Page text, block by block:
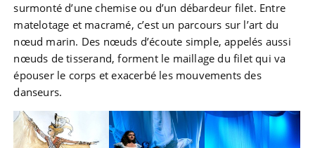
surmonté d’une chemise ou d’un débardeur filet. Entre
matelotage et macramé, c’est un parcours sur l’art du
nœud marin. Des nœuds d’écoute simple, appelés aussi
nœuds de tisserand, forment le maillage du filet qui va
épouser le corps et exacerbé les mouvements des
danseurs.